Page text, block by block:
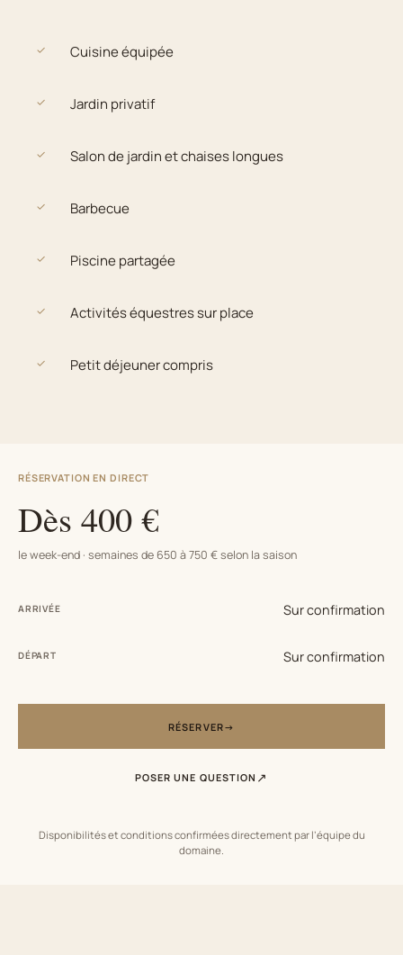
✓ Cuisine équipée
✓ Jardin privatif
✓ Salon de jardin et chaises longues
✓ Barbecue
✓ Piscine partagée
✓ Activités équestres sur place
✓ Petit déjeuner compris
RÉSERVATION EN DIRECT
Dès 400 €
le week-end · semaines de 650 à 750 € selon la saison
ARRIVÉE Sur confirmation
DÉPART Sur confirmation
RÉSERVER
POSER UNE QUESTION
Disponibilités et conditions confirmées directement par l’équipe du
domaine.